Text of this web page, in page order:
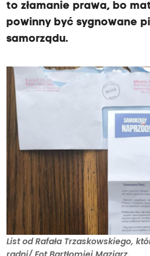
to złamanie prawa, bo
powinny być sygnowane
samorządu.
List od Rafała Trzaskowskiego,